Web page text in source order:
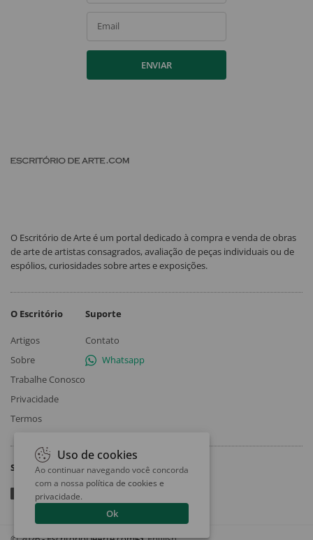
Email
ENVIAR
O Escritório de Arte é um portal dedicado à compra e venda de obras
de arte de artistas consagrados, avaliação de peças individuais ou de
espólios, curiosidades sobre artes e exposições.
O Escritório
Artigos
Sobre
Trabalhe Conosco
Privacidade
Termos
Suporte
Contato
Whatsapp
Siga
Uso de cookies
Ao continuar navegando você concorda
com a nossa política de cookies e
privacidade.
Ok